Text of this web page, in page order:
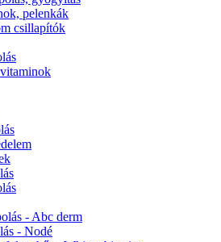
pelenkák
csillapítók
- Abc derm
- Nodé